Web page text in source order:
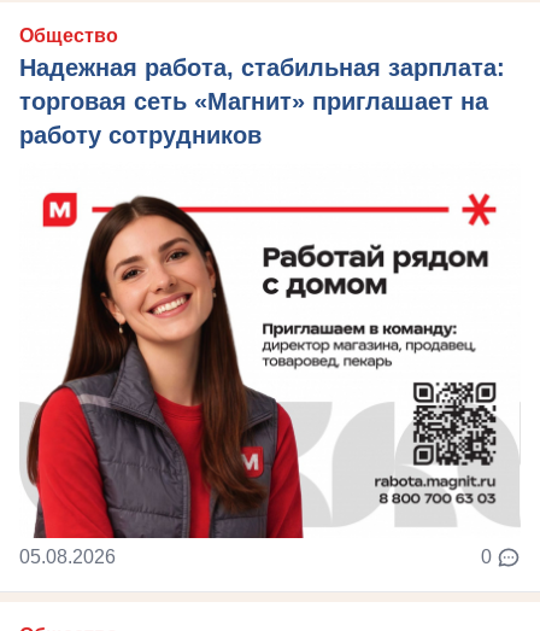
Общество
Надежная работа, стабильная зарплата:
торговая сеть «Магнит» приглашает на
работу сотрудников
05.08.2026 0